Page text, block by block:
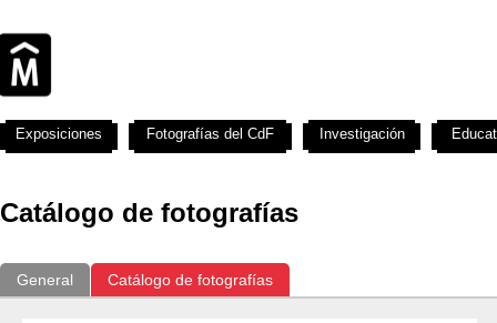
Catálogo de fotografías
General Catálogo de fotografías
Exposiciones Fotografías del CdF Investigación